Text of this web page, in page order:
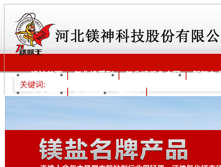
镁神首页 氧化镁系列 氧化镁服务专区 新闻中
人才招聘 联系镁神 国际版
关键词: